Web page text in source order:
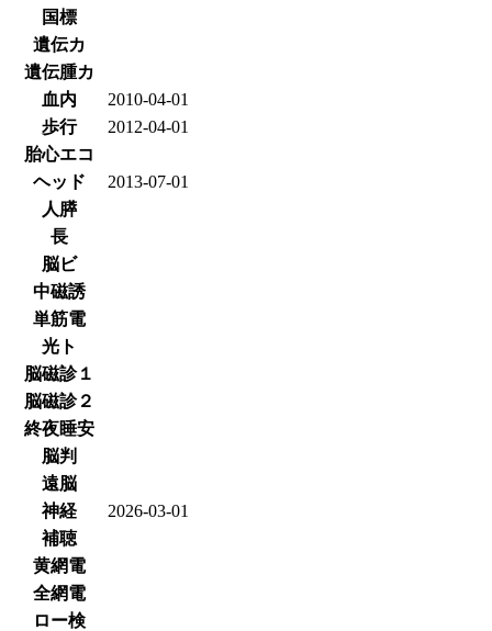
国標
遺伝カ
遺伝腫カ
血内
2010-04-01
歩行
2012-04-01
胎心エコ
ヘッド
2013-07-01
人膵
長
脳ビ
中磁誘
単筋電
光ト
脳磁診１
脳磁診２
終夜睡安
脳判
遠脳
神経
2026-03-01
補聴
黄網電
全網電
ロー検